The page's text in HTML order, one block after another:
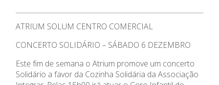
O Colégio
Colaboradores Docentes
Docentes
Instalações
Ofertas de emprego
Oferta Formativa
Serviços
Sala de Estudo
Atividades de Interrupção
Letiva
Academia de Línguas
Curso de Técnico de
Termalismo
à Família e à Comunidade
Ofertas de Emprego
Portal do Aluno/Encarregado
de Educação
Secretariado de Exames
ATRIUM SOLUM CENTRO COMERCIAL
CONCERTO SOLIDÁRIO – SÁBADO 6 DEZEMBRO
Este fim de semana o Atrium promove um concerto
Solidário a favor da Cozinha Solidária da Associação